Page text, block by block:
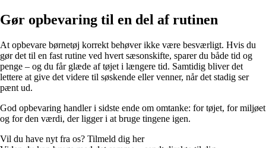
Gør opbevaring til en del af rutinen
At opbevare børnetøj korrekt behøver ikke være besværligt. Hvis du
gør det til en fast rutine ved hvert sæsonskifte, sparer du både tid og
penge – og du får glæde af tøjet i længere tid. Samtidig bliver det
lettere at give det videre til søskende eller venner, når det stadig ser
pænt ud.
God opbevaring handler i sidste ende om omtanke: for tøjet, for miljøet
og for den værdi, der ligger i at bruge tingene igen.
Vil du have nyt fra os? Tilmeld dig her